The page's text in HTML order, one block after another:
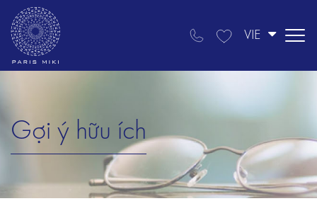
VIE
Gợi ý hữu ích